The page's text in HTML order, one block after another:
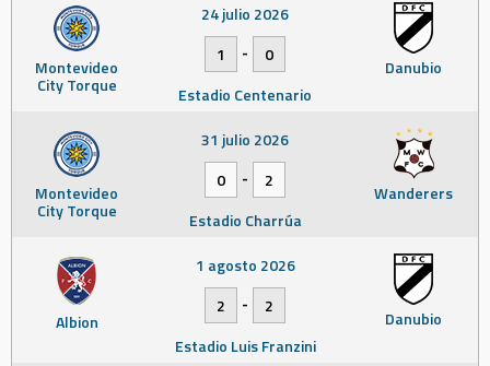
Montevideo
City Torque
Danubio
24 julio 2026
1
-
0
Estadio Centenario
Montevideo
City Torque
Wanderers
31 julio 2026
0
-
2
Estadio Charrúa
Albion Danubio
1 agosto 2026
2
-
2
Estadio Luis Franzini